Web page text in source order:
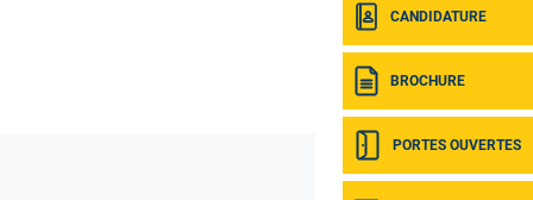
CANDIDATURE
BROCHURE
PORTES OUVERTES